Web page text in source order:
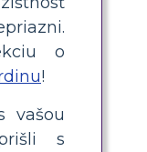
o
!
vašou
s